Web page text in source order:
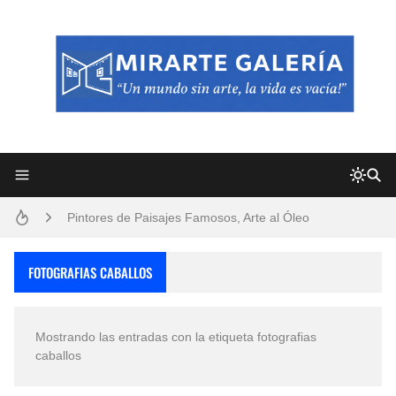
Pintores de Paisajes Famosos, Arte al Óleo
FOTOGRAFIAS CABALLOS
Mostrando las entradas con la etiqueta fotografias
caballos